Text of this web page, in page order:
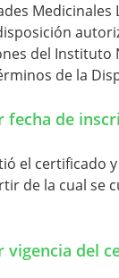
del Instituto
de la
fecha de
el certificado
de la cual se
vigencia del